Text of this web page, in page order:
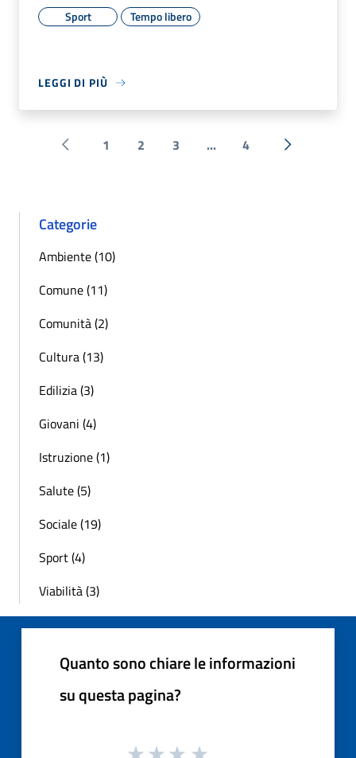
Sport Tempo libero
LEGGI DI PIÙ
Pagina precedente
1 2 3 ... 4 Successiva
Categorie
Ambiente (10)
Comune (11)
Comunità (2)
Cultura (13)
Edilizia (3)
Giovani (4)
Istruzione (1)
Salute (5)
Sociale (19)
Sport (4)
Viabilità (3)
Quanto sono chiare le informazioni
su questa pagina?